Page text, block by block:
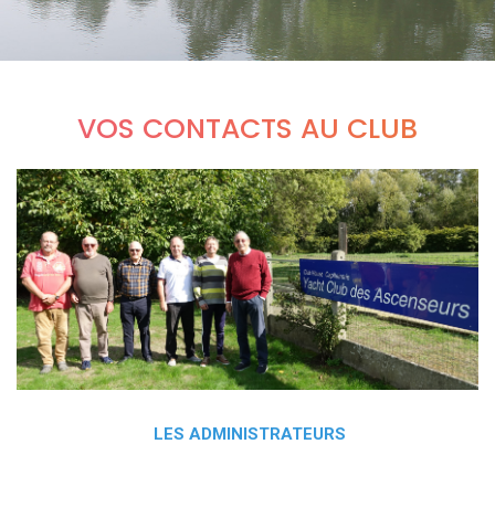
VOS CONTACTS AU CLUB
LES ADMINISTRATEURS